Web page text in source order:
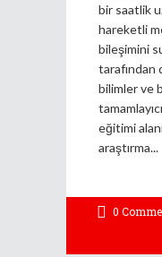
bir saatlik
hareketli
bileşimini
tarafından
bilimler ve
eğitimi
araştırma
0